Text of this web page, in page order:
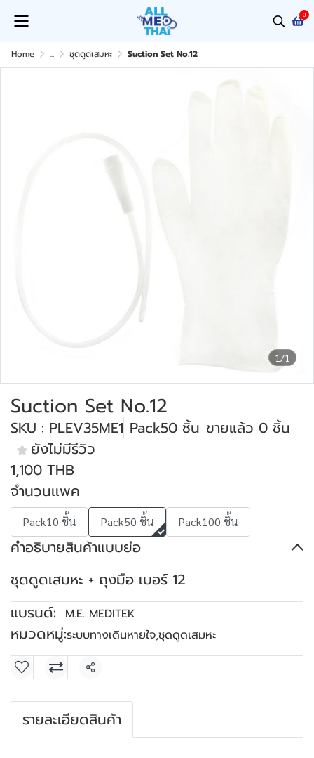
0
Home ... ชุดดูดเสมหะ Suction Set No.12
1/1
Suction Set No.12
SKU : PLEV35ME1 Pack50 ชิ้น ขายแล้ว 0 ชิ้น
ยังไม่มีรีวิว
1,100 THB
จำนวนเเพค
Pack10 ชิ้น Pack50 ชิ้น Pack100 ชิ้น
คำอธิบายสินค้าแบบย่อ
ชุดดูดเสมหะ + ถุงมือ เบอร์ 12
แบรนด์:
M.E. MEDITEK
หมวดหมู่:ระบบทางเดินหายใจ,ชุดดูดเสมหะ
แชร์
รายละเอียดสินค้า